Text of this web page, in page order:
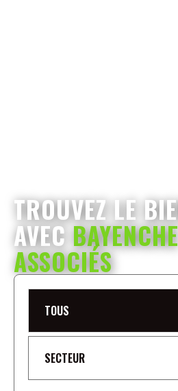
TROUVEZ LE
AVEC
ASSOCIÉS
TOUS
SECTEUR